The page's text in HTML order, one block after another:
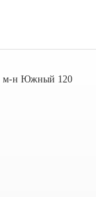
м-н Южный 120